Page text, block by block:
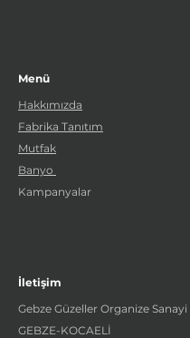
Menü
Hakkımızda
Fabrika Tanıtım
Mutfak
Banyo
Kampanyalar
İletişim
Gebze Güzeller Organize
GEBZE-KOCAELİ